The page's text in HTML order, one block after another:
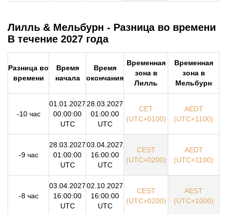
Лилль & Мельбурн - Разница во времени
В течение 2027 года
Разница во
времени
Время
начала
Время
окончания
Временная
зона в
Лилль
Временная
зона в
Мельбурн
-10 час
01.01.2027
00:00:00
UTC
28.03.2027
01:00:00
UTC
CET
(UTC+0100)
AEDT
(UTC+1100)
-9 час
28.03.2027
01:00:00
UTC
03.04.2027
16:00:00
UTC
CEST
(UTC+0200)
AEDT
(UTC+1100)
-8 час
03.04.2027
16:00:00
UTC
02.10.2027
16:00:00
UTC
CEST
(UTC+0200)
AEST
(UTC+1000)